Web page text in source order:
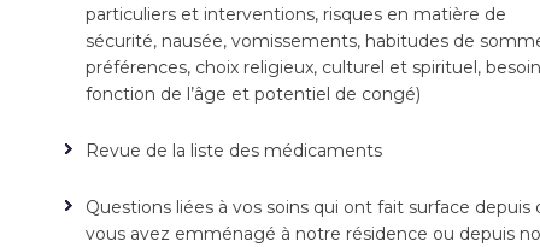
particuliers et interventions, risques en matière de
sécurité, nausée, vomissements, habitudes de
préférences, choix religieux, culturel et spirituel,
fonction de l’âge et potentiel de congé)
Revue de la liste des médicaments
Questions liées à vos soins qui ont fait surface depuis
vous avez emménagé à notre résidence ou depuis